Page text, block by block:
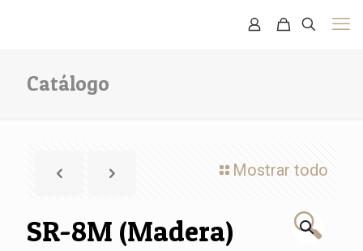
Catálogo
Mostrar todo
🔍
SR-8M (Madera)